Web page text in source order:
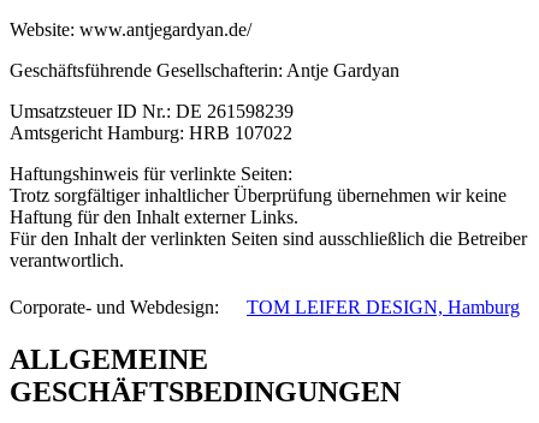
Website: www.antjegardyan.de/
Geschäftsführende Gesellschafterin: Antje Gardyan
Umsatzsteuer ID Nr.: DE 261598239
Amtsgericht Hamburg: HRB 107022
Haftungshinweis für verlinkte Seiten:
Trotz sorgfältiger inhaltlicher Überprüfung übernehmen wir keine
Haftung für den Inhalt externer Links.
Für den Inhalt der verlinkten Seiten sind ausschließlich die Betreiber
verantwortlich.
Corporate- und Webdesign: ﾠ TOM LEIFER DESIGN, Hamburg
ALLGEMEINE
GESCHÄFTSBEDINGUNGEN